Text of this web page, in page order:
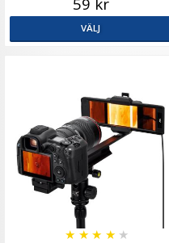
VÄLJ
★ ★ ★ ★ ★